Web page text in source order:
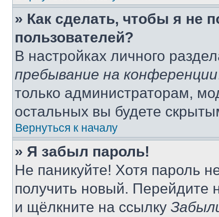
» Как сделать, чтобы я не
пользователей?
В настройках личного
пребывание на конференции
только администраторам,
остальных вы будете
Вернуться к началу
» Я забыл пароль!
Не паникуйте! Хотя пароль
получить новый. Перейдите
и щёлкните на ссылку